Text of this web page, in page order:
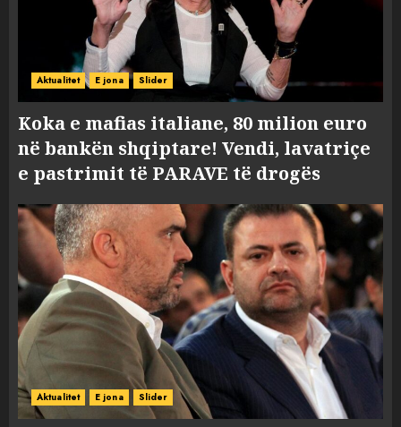
Aktualitet E jona Slider
Koka e mafias italiane, 80 milion euro
në bankën shqiptare! Vendi, lavatriçe
e pastrimit të PARAVE të drogës
Aktualitet E jona Slider